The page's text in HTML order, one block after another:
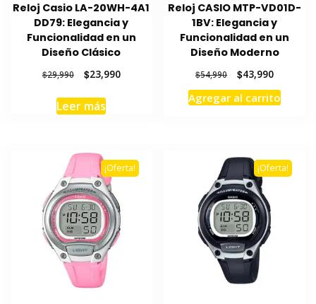
Reloj Casio LA-20WH-4A1
DD79: Elegancia y
Funcionalidad en un
Diseño Clásico
$29,990
original
era:
$23,990El
Leer más
Reloj CASIO MTP-VD01D-
1BV: Elegancia y
Funcionalidad en un
Diseño Moderno
$54,990
El
precio
original
$43,990El
precio
actual
Agregar al carrito
¡Oferta! ¡Oferta!